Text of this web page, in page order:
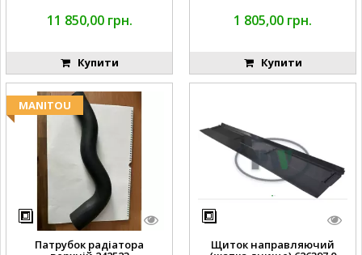
11 850,00 грн.
Купити
1 805,00 грн.
Купити
MANITOU
Патрубок радіатора Щиток направляючий